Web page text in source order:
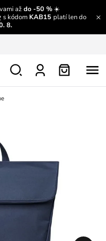
aždo -50 %☀️
s kódom KAB15 platí len do
8.